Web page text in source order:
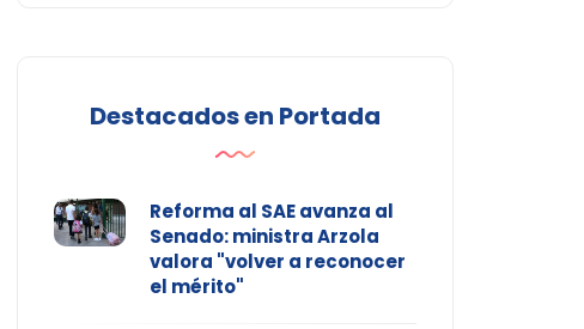
Destacados en Portada
Reforma al SAE avanza al
Senado: ministra Arzola
valora "volver a reconocer
el mérito"